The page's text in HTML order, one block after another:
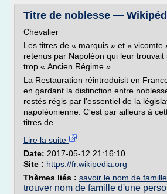
Titre de noblesse —
Chevalier
Les titres de « marquis » et « vicomte
retenus par Napoléon qui leur trouvait
trop « Ancien Régime ».
La Restauration réintroduisit en
en gardant la distinction entre
restés régis par l'essentiel de la
napoléonienne. C'est par ailleurs à
titres de...
Lire la suite
Date: 2017-05-12 21:16:10
Site : https://fr.wikipedia.org
Thèmes liés : savoir le nom de
trouver nom de famille d'une